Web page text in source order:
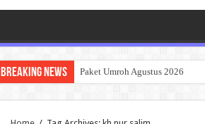
Breaking News Paket Umroh Agustus 2026